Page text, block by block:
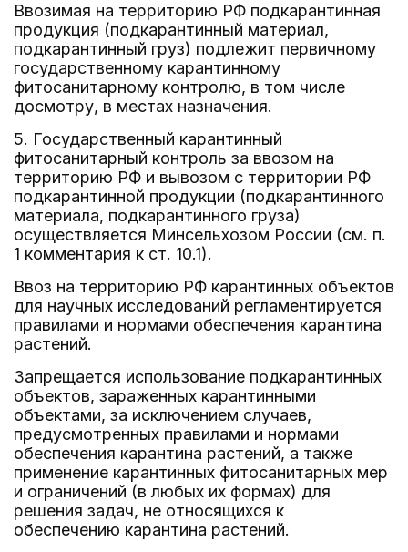
Ввозимая на территорию РФ подкарантинная
продукция (подкарантинный материал,
подкарантинный груз) подлежит первичному
государственному карантинному
фитосанитарному контролю, в том числе
досмотру, в местах назначения.
5. Государственный карантинный
фитосанитарный контроль за ввозом на
территорию РФ и вывозом с территории РФ
подкарантинной продукции (подкарантинного
материала, подкарантинного груза)
осуществляется Минсельхозом России (см. п.
1 комментария к ст. 10.1).
Ввоз на территорию РФ карантинных объектов
для научных исследований регламентируется
правилами и нормами обеспечения карантина
растений.
Запрещается использование подкарантинных
объектов, зараженных карантинными
объектами, за исключением случаев,
предусмотренных правилами и нормами
обеспечения карантина растений, а также
применение карантинных фитосанитарных мер
и ограничений (в любых их формах) для
решения задач, не относящихся к
обеспечению карантина растений.